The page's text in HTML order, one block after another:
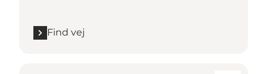
Find vej